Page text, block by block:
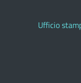
Ufficio